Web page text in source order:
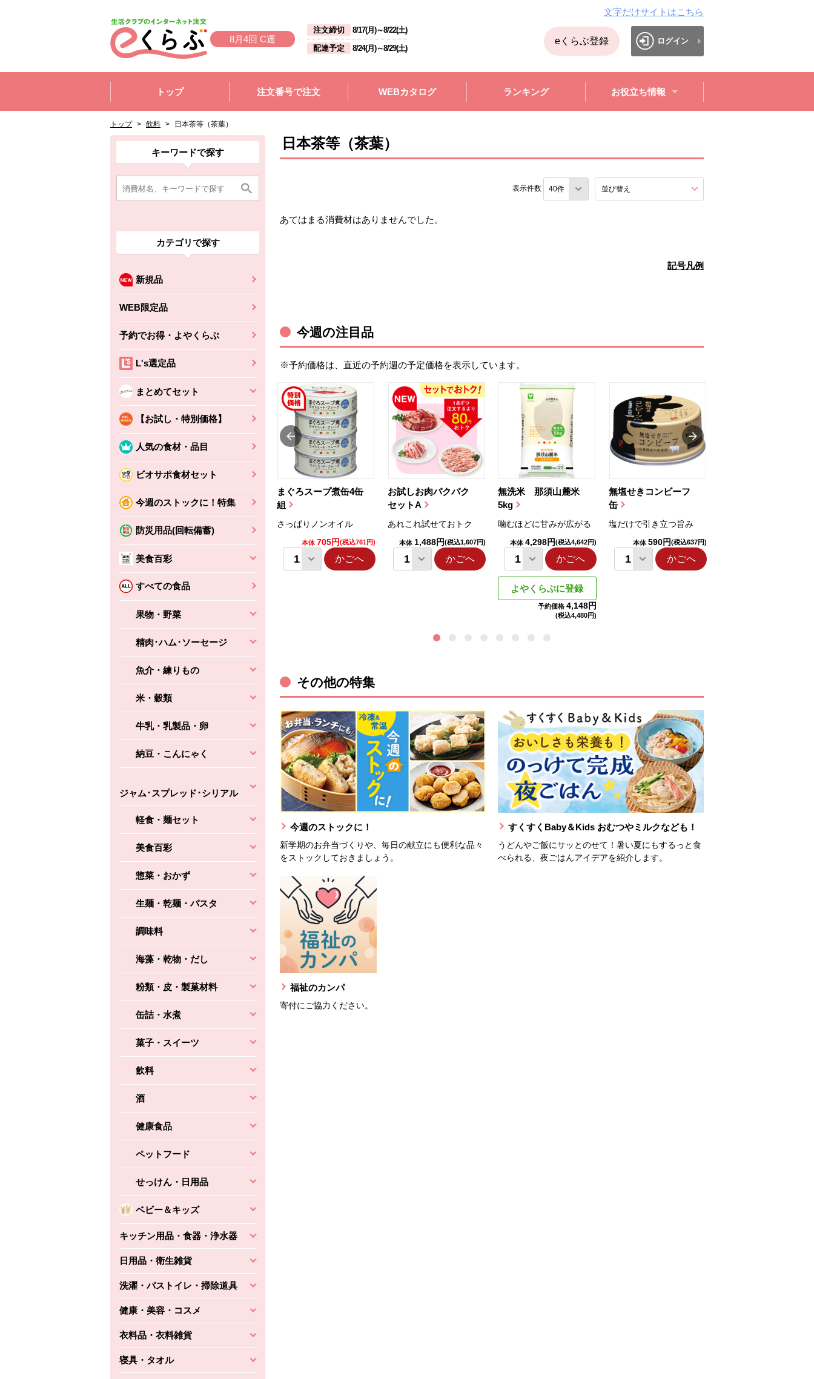
8月4回 C週
注文締切 8/17(月)～8/22(土)
配達予定
8/24(月)～8/29(土)
文字だけサイトはこちら
eくらぶ登録 ログイン
トップ
注文番号で注文 WEBカタログ ランキング お役立ち情報
トップ > 飲料 > 日本茶等（茶葉）
ここから消費材検索メニューです。
キーワードで探す
カテゴリで探す
新規品
WEB限定品
予約でお得・よやくらぶ
L's選定品
まとめてセット
【お試し・特別価格】
人気の食材・品目
ビオサポ食材セット
今週のストックに！特集
防災用品(回転備蓄)
美食百彩
すべての食品
果物・野菜
精肉･ハム･ソーセージ
魚介・練りもの
米・穀類
牛乳・乳製品・卵
納豆・こんにゃく
ジャム･スプレッド･シリアル
軽食・麺セット
美食百彩
惣菜・おかず
生麺・乾麺・パスタ
調味料
海藻・乾物・だし
粉類・皮・製菓材料
缶詰・水煮
菓子・スイーツ
飲料
酒
健康食品
ペットフード
せっけん・日用品
ベビー＆キッズ
キッチン用品・食器・浄水器
日用品・衛生雑貨
洗濯・バストイレ・掃除道具
健康・美容・コスメ
衣料品・衣料雑貨
寝具・タオル
消費材検索メニューここまで。
ここから本文です。
ここから組合員向けメニューです。
組合員向けメニューここまで。
ここから本文です。 日本茶等（茶葉）
表示件数 並び替え
あてはまる消費材はありませんでした。
記号凡例
今週の注目品
※予約価格は、直近の予約週の予定価格を表示しています。
まぐろスープ煮缶4缶
組
さっぱりノンオイル
本体 705円(税込761円)
かごへ
お試しお肉パクパク
セットA
あれこれ試せておトク
本体 1,488円(税込1,607円)
かごへ
無洗米 那須山麓米
5kg
噛むほどに甘みが広がる
本体 4,298円(税込4,642円)
かごへ
よやくらぶに登録
予約価格 4,148円
(税込4,480円)
無塩せきコンビーフ
缶
塩だけで引き立つ旨み
本体 590円(税込637円)
かごへ
ちょこっと揚げ（香
えびの風味がぶわっ！
かごへ
バルサミコ
本体2,160円 (税込2,333円)
かごへ
その他の特集
今週のストックに！
新学期のお弁当づくりや、毎日の献立にも便利な品々
をストックしておきましょう。
すくすくBaby＆Kids おむつやミルクなども！
うどんやご飯にサッとのせて！暑い夏にもするっと食
べられる、夜ごはんアイデアを紹介します。
福祉のカンパ
寄付にご協力ください。